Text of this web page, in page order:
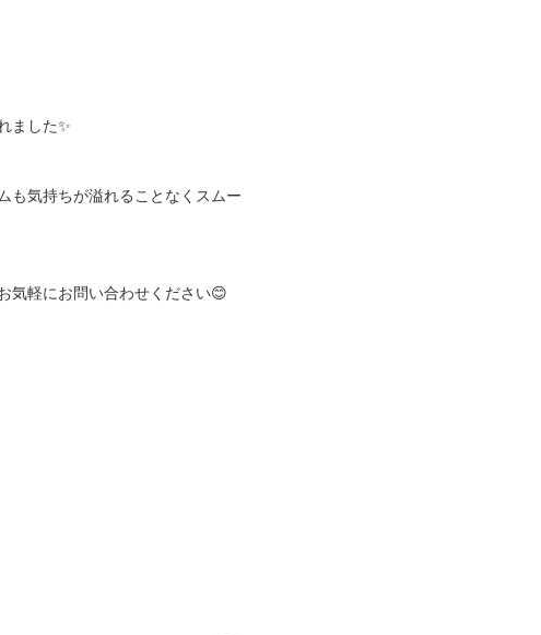
ました✨
も気持ちが溢れることなくスムー
気軽にお問い合わせください😊